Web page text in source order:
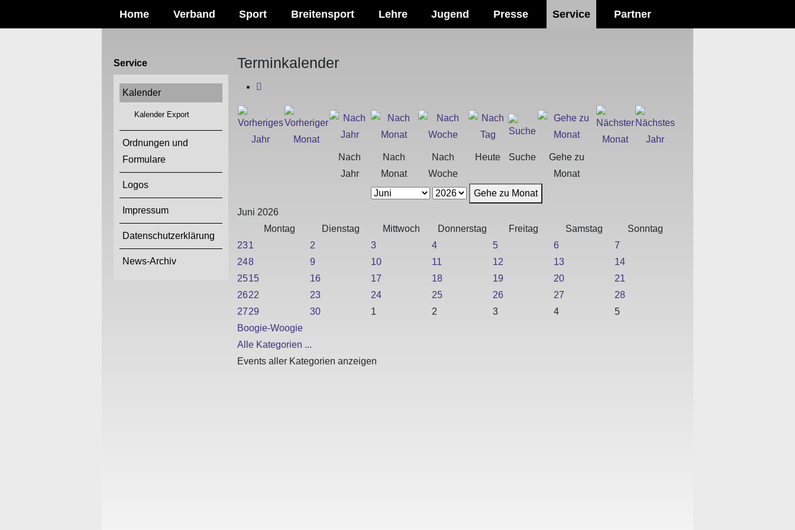
Home Verband Sport Breitensport Lehre Jugend Presse Service Partner
Service
Kalender
Kalender Export
Ordnungen und
Formulare
Logos
Impressum
Datenschutzerklärung
News-Archiv
Terminkalender
Nach
Jahr
Nach
Monat
Nach
Woche
Heute Suche
Gehe zu
Monat
Gehe zu Monat
Juni 2026
Montag
Dienstag Mittwoch Donnerstag Freitag Samstag
Sonntag
231 2 3 4 5 6
7
248 9 10 11 12 13
14
2515 16 17 18 19 20
21
2622 23 24 25 26 27
28
2729 30 1 2 3 4
5
Boogie-Woogie
Alle Kategorien ...
Events aller Kategorien anzeigen